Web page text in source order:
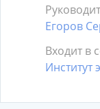
Егоров
Входит в
Институт